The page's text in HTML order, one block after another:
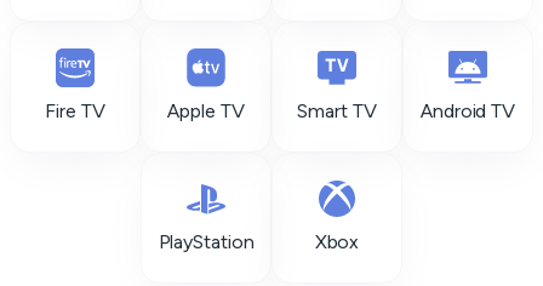
Fire TV Apple TV Smart TV Android TV
PlayStation Xbox